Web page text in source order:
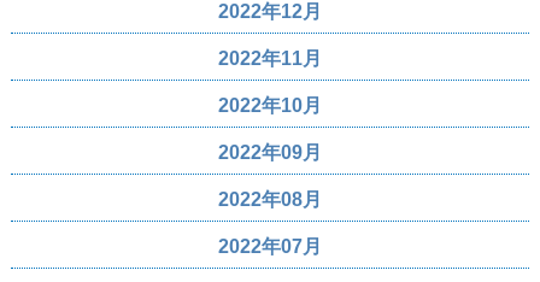
2022年12月
2022年11月
2022年10月
2022年09月
2022年08月
2022年07月